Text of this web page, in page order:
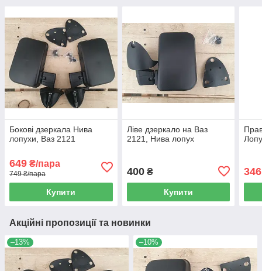
Бокові дзеркала Нива
лопухи, Ваз 2121
649 ₴/пара
749 ₴/пара
Купити
Ліве дзеркало на Ваз
2121, Нива лопух
400₴
Купити
Акційні пропозиції та новинки
–13% –10%